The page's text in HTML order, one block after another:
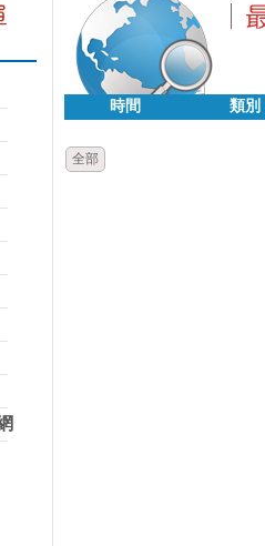
時間 類別
全部